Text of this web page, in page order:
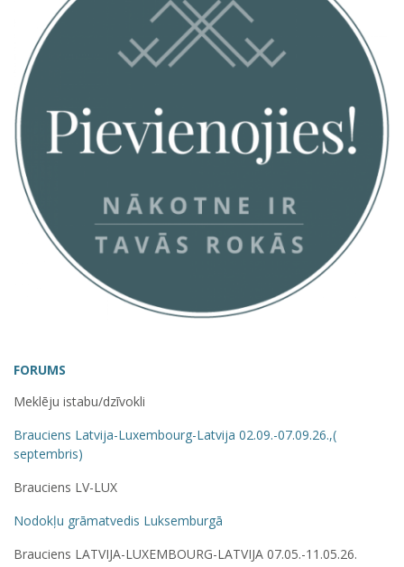
FORUMS
Meklēju istabu/dzīvokli
Brauciens Latvija-Luxembourg-Latvija 02.09.-07.09.26.,(
septembris)
Brauciens LV-LUX
Nodokļu grāmatvedis Luksemburgā
Brauciens LATVIJA-LUXEMBOURG-LATVIJA 07.05.-11.05.26.